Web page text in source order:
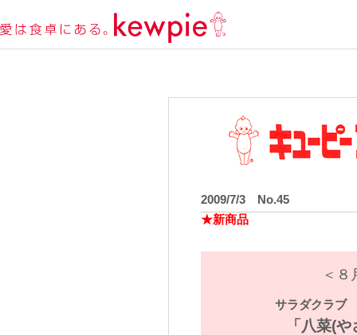
2009/7/3 No.45
★新商品
＜８
サラダクラブ
「八菜(